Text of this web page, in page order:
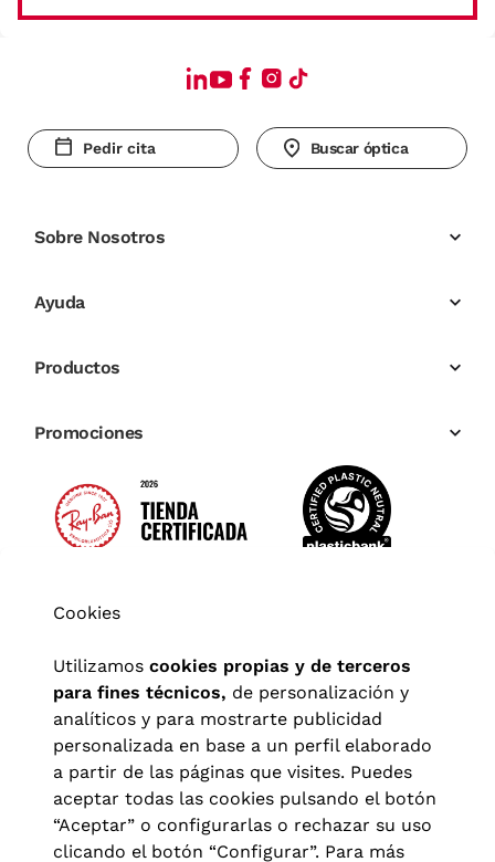
Pedir cita Buscar óptica
Sobre Nosotros
Ayuda
Productos
Promociones
Cookies
Utilizamos cookies propias y de terceros
para fines técnicos, de personalización y
analíticos y para mostrarte publicidad
personalizada en base a un perfil elaborado
a partir de las páginas que visites. Puedes
aceptar todas las cookies pulsando el botón
“Aceptar” o configurarlas o rechazar su uso
clicando el botón “Configurar”. Para más